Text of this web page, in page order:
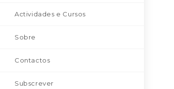
Actividades e Cursos
Sobre
Contactos
Subscrever